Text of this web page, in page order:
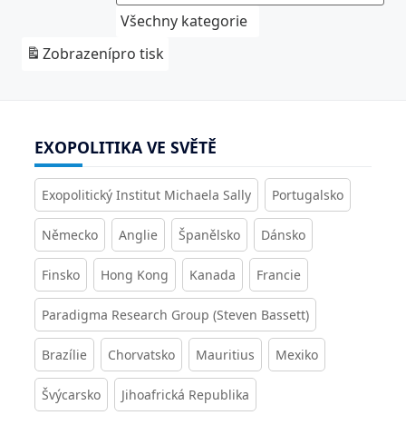
Všechny kategorie
Zobrazenípro tisk
EXOPOLITIKA VE SVĚTĚ
Exopolitický Institut Michaela Sally Portugalsko
Německo Anglie Španělsko Dánsko
Finsko Hong Kong Kanada Francie
Paradigma Research Group (Steven Bassett)
Brazílie Chorvatsko Mauritius Mexiko
Švýcarsko Jihoafrická Republika